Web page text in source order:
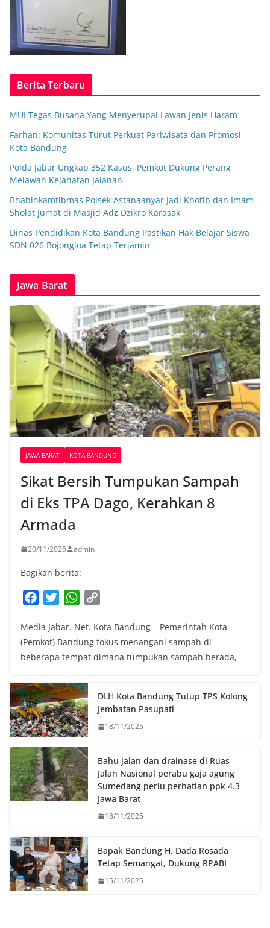
Berita Terbaru
MUI Tegas Busana Yang Menyerupai Lawan Jenis Haram
Farhan: Komunitas Turut Perkuat Pariwisata dan Promosi
Kota Bandung
Polda Jabar Ungkap 352 Kasus, Pemkot Dukung Perang
Melawan Kejahatan Jalanan
Bhabinkamtibmas Polsek Astanaanyar Jadi Khotib dan Imam
Sholat Jumat di Masjid Adz Dzikro Karasak
Dinas Pendidikan Kota Bandung Pastikan Hak Belajar Siswa
SDN 026 Bojongloa Tetap Terjamin
Jawa Barat
JAWA BARAT KOTA BANDUNG
Sikat Bersih Tumpukan Sampah
di Eks TPA Dago, Kerahkan 8
Armada
20/11/2025 admin
Bagikan berita:
c
e
b
o
k
i
t
t
r
W
a
t
s
p
p
p
y
L
n
k
Media Jabar. Net. Kota Bandung – Pemerintah Kota
(Pemkot) Bandung fokus menangani sampah di
beberapa tempat dimana tumpukan sampah berada,
DLH Kota Bandung Tutup TPS Kolong
Jembatan Pasupati
18/11/2025
Bahu jalan dan drainase di Ruas
Jalan Nasional perabu gaja agung
Sumedang perlu perhatian ppk 4.3
Jawa Barat
18/11/2025
Bapak Bandung H. Dada Rosada
Tetap Semangat, Dukung RPABI
15/11/2025